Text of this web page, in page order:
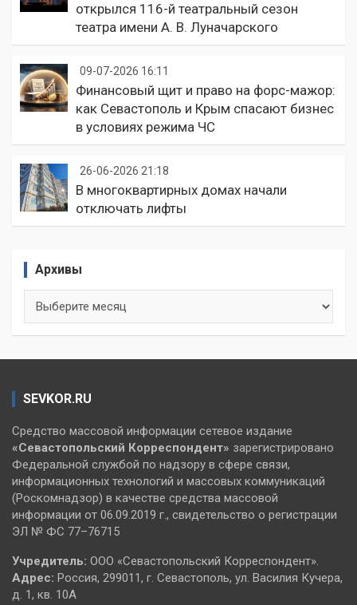
открылся 116-й театральный сезон
театра имени А. В. Луначарского
09-07-2026 16:11
Финансовый щит и право на форс-мажор:
как Севастополь и Крым спасают бизнес
в условиях режима ЧС
26-06-2026 21:18
В многоквартирных домах начали
отключать лифты
Архивы
SEVKOR.RU
Средство массовой информации сетевое издание
«Севастопольский Корреспондент» зарегистрировано
Федеральной службой по надзору в сфере связи,
информационных технологий и массовых коммуникаций
(Роскомнадзор) в качестве средства массовой
информации от 06.09.2019 г., свидетельство о регистрации
ЭЛ № ФС 77–76715
Учредитель: ООО «Севастопольский Корреспондент».
Адрес: Россия, 299011, г. Севастополь, ул. Василия Кучера,
д. 1, кв. 10А